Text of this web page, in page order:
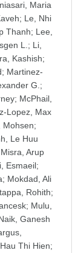
Maria
; Le, Nhi
Thanh; Lee,
L. ; Li,
Kashish;
; Martinez-
G. ;
; McPhail,
Lopez, Max
Mohsen;
Le Huu
Misra, Arup
Esmaeil;
; Mokdad, Ali
Rohith;
; Mulu,
Ganesh
Thi Hien;